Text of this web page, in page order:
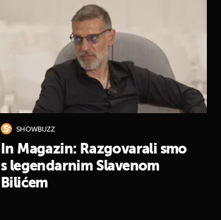
SHOWBUZZ
In Magazin: Razgovarali smo
s legendarnim Slavenom
Bilićem